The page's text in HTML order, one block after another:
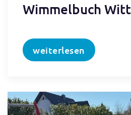
Wimmelbuch
weiterlesen